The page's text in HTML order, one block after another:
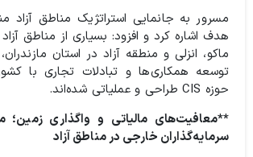
مسرور به جانمایی استراتژیک مناطق آزاد
هدف اشاره کرد و افزود: بسیاری از مناطق
ماکو، انزلی و منطقه آزاد در استان
توسعه همکاری‌ها و تبادلات تجاری با
حوزه CIS طراحی و عملیاتی شده‌اند.
**معافیت‌های مالیاتی و واگذاری
سرمایه‌گذاران خارجی در مناطق آزاد